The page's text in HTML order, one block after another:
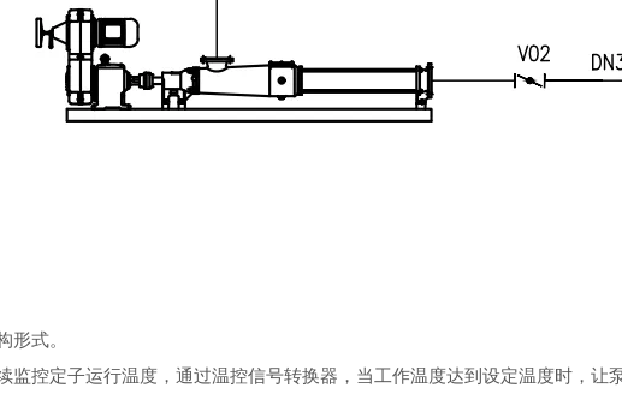
式。
控定子运行温度，通过温控信号转换器，当工作温度达到设定温度时，让